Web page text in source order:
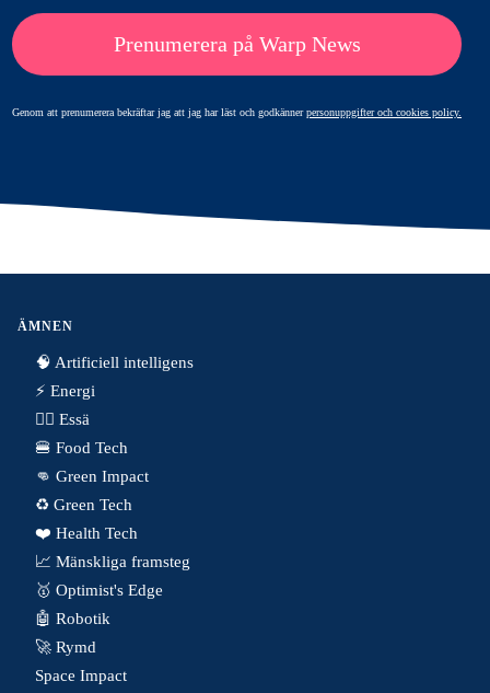
Prenumerera på Warp News
Genom att prenumerera bekräftar jag att jag har läst och godkännerpersonuppgifter och cookies policy.
ÄMNEN
🧠 Artificiell intelligens
⚡️ Energi
✍🏼 Essä
🍔 Food Tech
👊 Green Impact
♻️ Green Tech
❤️ Health Tech
📈 Mänskliga framsteg
🥇 Optimist's Edge
🤖 Robotik
🚀 Rymd
Space Impact